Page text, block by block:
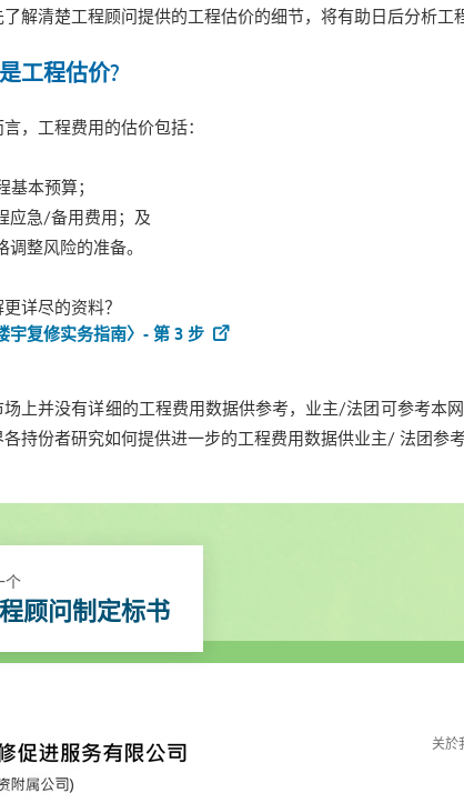
解清楚工程顾问提供的工程估价的细节，将有助日后分析工
工程估价?
，工程费用的估价包括：
本预算；
应急/备用费用；及
调整风险的准备。
详尽的资料？
宇复修实务指南〉- 第 3 步
上并没有详细的工程费用数据供参考，业主/法团可参考本
持份者研究如何提供进一步的工程费用数据供业主/ 法团参
个
顾问制定标书
关於